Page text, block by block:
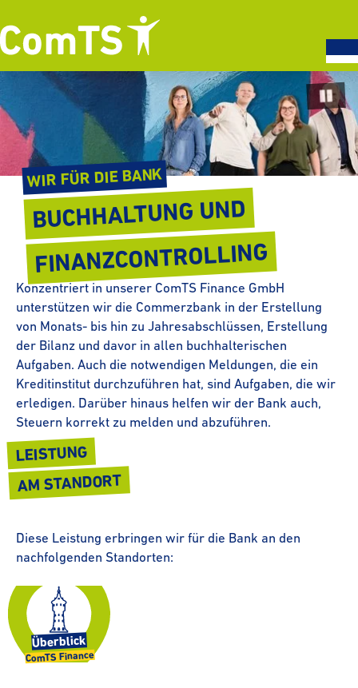
BUCH­HAL­TUNG UND
FINANZ­CONTROLLING
WIR FÜR DIE BANK
Konzentriert in unserer ComTS Finance GmbH
unterstützen wir die Commerzbank in der Erstellung
von Monats- bis hin zu Jahres­ab­schlüssen, Erstellung
der Bilanz und davor in allen buch­hal­te­ri­schen
Aufgaben. Auch die notwendigen Meldungen, die ein
Kreditinstitut durchzuführen hat, sind Aufgaben, die wir
erledigen. Darüber hinaus helfen wir der Bank auch,
Steuern korrekt zu melden und abzuführen.
LEISTUNG
AM STANDORT
Diese Leistung erbringen wir für die Bank an den
nachfolgenden Standorten:
Überblick
ComTS Finance